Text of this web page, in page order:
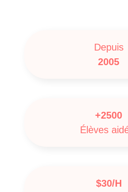
Depuis
2005
+2500
Élèves
$30/H